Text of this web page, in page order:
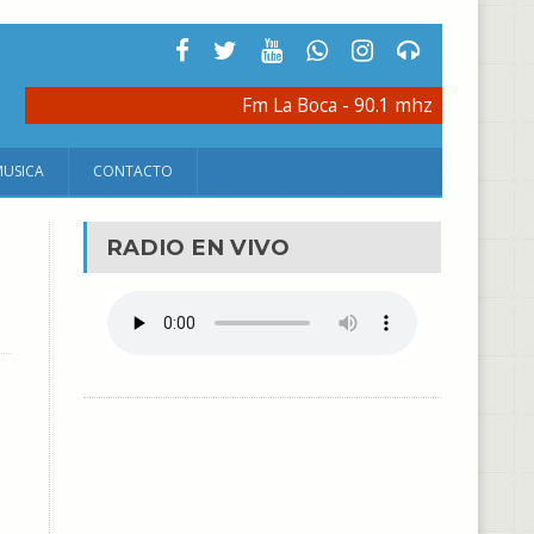
Fm La Boca - 90.1 mhz
CONTACTO
RADIO EN VIVO